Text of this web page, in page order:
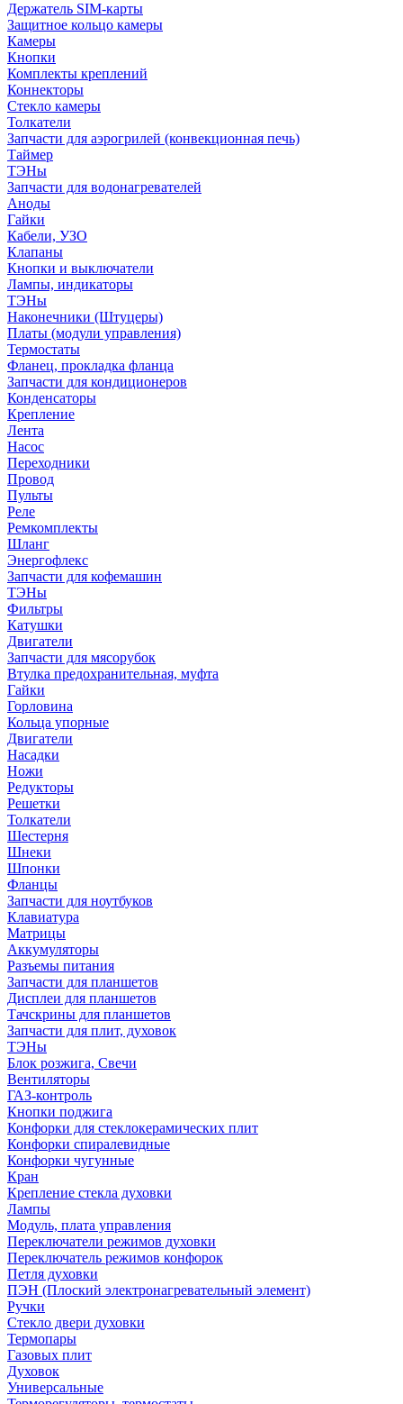
Держатель SIM-карты
Защитное кольцо камеры
Камеры
Кнопки
Комплекты креплений
Коннекторы
Стекло камеры
Толкатели
Запчасти для аэрогрилей (конвекционная печь)
Таймер
ТЭНы
Запчасти для водонагревателей
Аноды
Гайки
Кабели, УЗО
Клапаны
Кнопки и выключатели
Лампы, индикаторы
ТЭНы
Наконечники (Штуцеры)
Платы (модули управления)
Термостаты
Фланец, прокладка фланца
Запчасти для кондиционеров
Конденсаторы
Крепление
Лента
Насос
Переходники
Провод
Пульты
Реле
Ремкомплекты
Шланг
Энергофлекс
Запчасти для кофемашин
ТЭНы
Фильтры
Катушки
Двигатели
Запчасти для мясорубок
Втулка предохранительная, муфта
Гайки
Горловина
Кольца упорные
Двигатели
Насадки
Ножи
Редукторы
Решетки
Толкатели
Шестерня
Шнеки
Шпонки
Фланцы
Запчасти для ноутбуков
Клавиатура
Матрицы
Аккумуляторы
Разъемы питания
Запчасти для планшетов
Дисплеи для планшетов
Тачскрины для планшетов
Запчасти для плит, духовок
ТЭНы
Блок розжига, Свечи
Вентиляторы
ГАЗ-контроль
Кнопки поджига
Конфорки для стеклокерамических плит
Конфорки спиралевидные
Конфорки чугунные
Кран
Крепление стекла духовки
Лампы
Модуль, плата управления
Переключатели режимов духовки
Переключатель режимов конфорок
Петля духовки
ПЭН (Плоский электронагревательный элемент)
Ручки
Стекло двери духовки
Термопары
Газовых плит
Духовок
Универсальные